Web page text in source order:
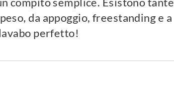
da appoggio, freestanding e a
perfetto!